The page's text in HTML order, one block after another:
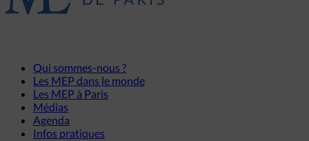
Qui sommes-nous ?
Les MEP dans le monde
Les MEP à Paris
Médias
Agenda
Infos pratiques